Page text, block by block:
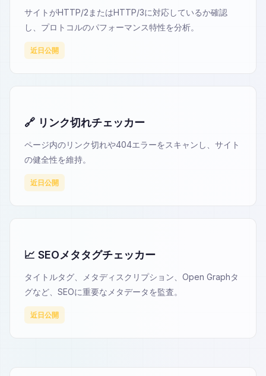
サイトがHTTP/2またはHTTP/3に対応しているか確認
し、プロトコルのパフォーマンス特性を分析。
近日公開
🔗 リンク切れチェッカー
ページ内のリンク切れや404エラーをスキャンし、サイト
の健全性を維持。
近日公開
📈 SEOメタタグチェッカー
タイトルタグ、メタディスクリプション、Open Graphタ
グなど、SEOに重要なメタデータを監査。
近日公開